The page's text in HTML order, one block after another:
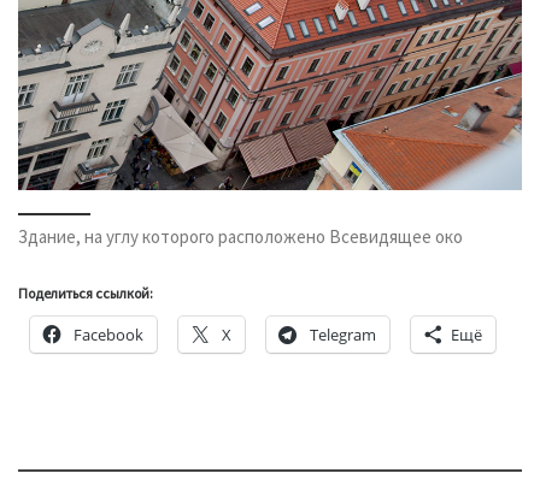
Здание, на углу которого расположено Всевидящее око
Поделиться ссылкой:
Facebook X Telegram Ещё